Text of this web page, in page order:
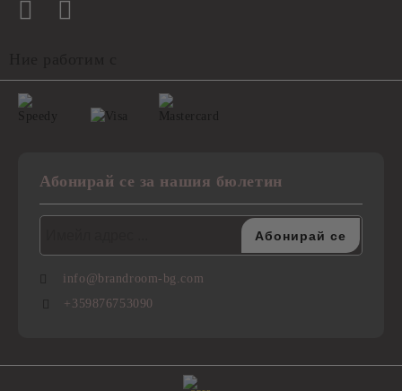
Абонирай се за нашия бюлетин
info@brandroom-bg.com
+359876753090